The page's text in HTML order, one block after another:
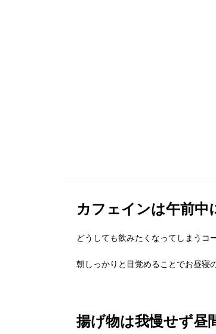
カフェインは午前中
どうしても飲みたくなってしまうコ
朝しっかりと目覚めることでお昼寝
揚げ物は我慢せず昼